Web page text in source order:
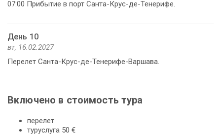
07:00 Прибытие в порт Санта-Крус-де-Тенерифе.
День 10
вт, 16.02.2027
Перелет Санта-Крус-де-Тенерифе-Варшава.
Включено в стоимость тура
перелет
туруслуга 50 €